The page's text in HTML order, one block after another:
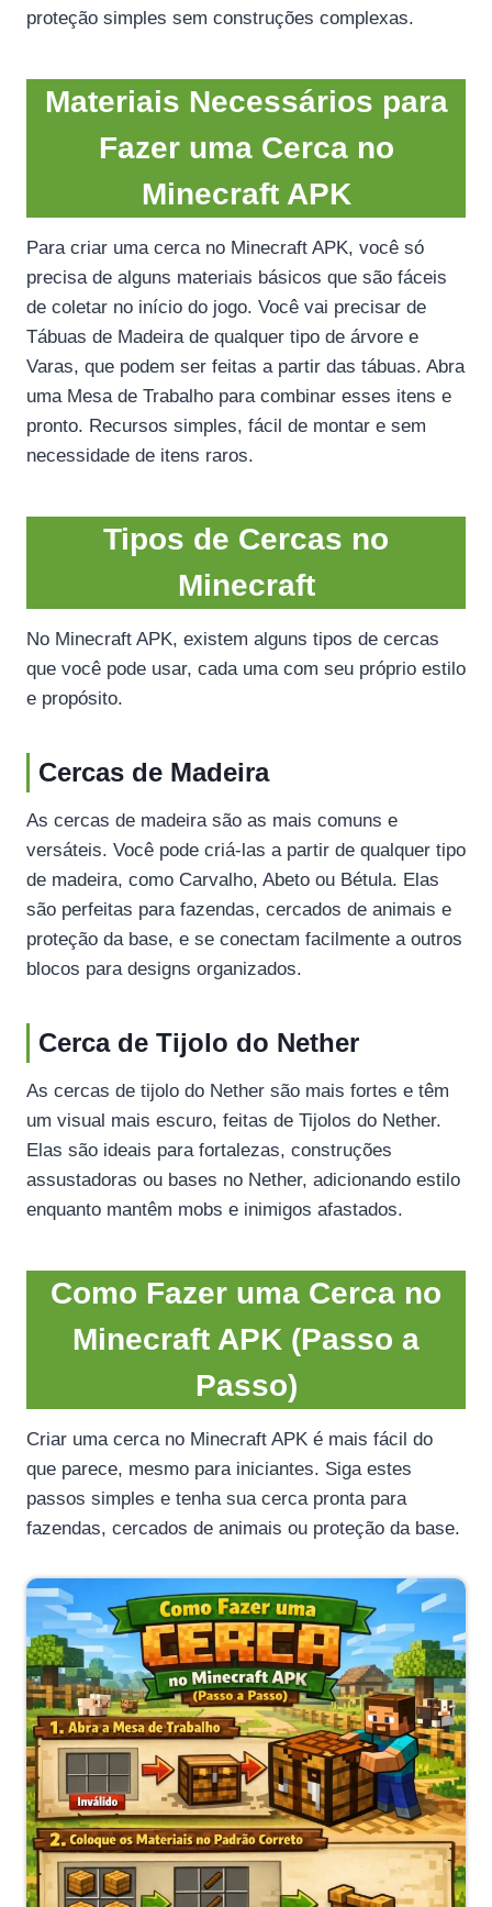
proteção simples sem construções complexas.
Materiais Necessários para
Fazer uma Cerca no
Minecraft APK
Para criar uma cerca no Minecraft APK, você só
precisa de alguns materiais básicos que são fáceis
de coletar no início do jogo. Você vai precisar de
Tábuas de Madeira de qualquer tipo de árvore e
Varas, que podem ser feitas a partir das tábuas. Abra
uma Mesa de Trabalho para combinar esses itens e
pronto. Recursos simples, fácil de montar e sem
necessidade de itens raros.
Tipos de Cercas no
Minecraft
No Minecraft APK, existem alguns tipos de cercas
que você pode usar, cada uma com seu próprio estilo
e propósito.
Cercas de Madeira
As cercas de madeira são as mais comuns e
versáteis. Você pode criá-las a partir de qualquer tipo
de madeira, como Carvalho, Abeto ou Bétula. Elas
são perfeitas para fazendas, cercados de animais e
proteção da base, e se conectam facilmente a outros
blocos para designs organizados.
Cerca de Tijolo do Nether
As cercas de tijolo do Nether são mais fortes e têm
um visual mais escuro, feitas de Tijolos do Nether.
Elas são ideais para fortalezas, construções
assustadoras ou bases no Nether, adicionando estilo
enquanto mantêm mobs e inimigos afastados.
Como Fazer uma Cerca no
Minecraft APK (Passo a
Passo)
Criar uma cerca no Minecraft APK é mais fácil do
que parece, mesmo para iniciantes. Siga estes
passos simples e tenha sua cerca pronta para
fazendas, cercados de animais ou proteção da base.